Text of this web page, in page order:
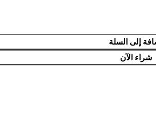
إلى السلة
شراء الآن